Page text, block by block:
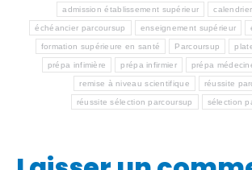
admission établissement supérieur
échéancier parcoursup enseignement supérieur
formation supérieure en santé Parcoursup
prépa infimière prépa infirmier prépa
remise à niveau scientifique réussite
réussite sélection parcoursup sélection